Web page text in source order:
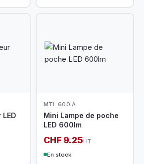
MTL 600 A
Mini Lampe de poche
LED 600lm
CHF 9.25HT
En stock